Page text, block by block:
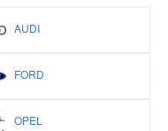
AUDI
FORD
OPEL